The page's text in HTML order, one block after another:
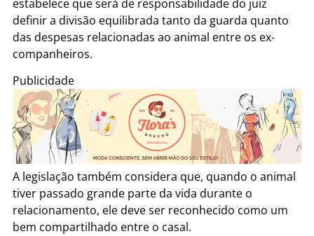
estabelece que será de responsabilidade do juiz
definir a divisão equilibrada tanto da guarda quanto
das despesas relacionadas ao animal entre os ex-
companheiros.
Publicidade
A legislação também considera que, quando o animal
tiver passado grande parte da vida durante o
relacionamento, ele deve ser reconhecido como um
bem compartilhado entre o casal.